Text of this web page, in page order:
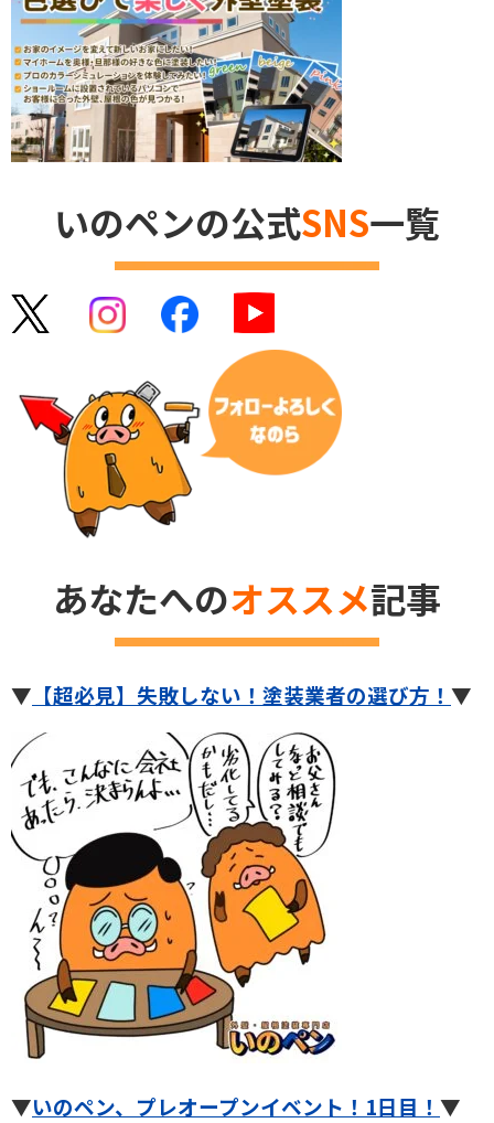
いのペンの公式SNS一覧
あなたへのオススメ記事
▼ 【超必見】失敗しない！塗装業者の選び方！ ▼
▼いのペン、プレオープンイベント！1日目！ ▼